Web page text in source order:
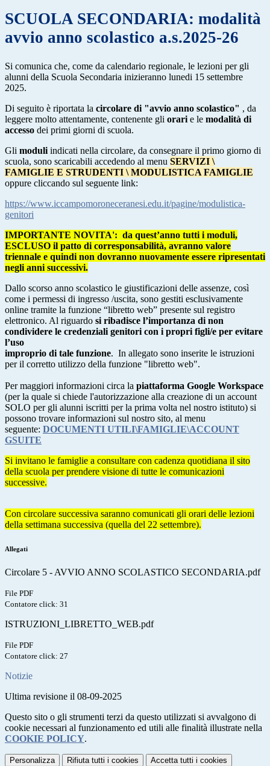
SCUOLA SECONDARIA: modalità
avvio anno scolastico a.s.2025-26
Si comunica che, come da calendario regionale, le lezioni per gli
alunni della Scuola Secondaria inizieranno lunedi 15 settembre
2025.
Di seguito è riportata la circolare di "avvio anno scolastico" , da
leggere molto attentamente, contenente gli orari e le modalità di
accesso dei primi giorni di scuola.
Gli moduli indicati nella circolare, da consegnare il primo giorno di
scuola, sono scaricabili accedendo al menu SERVIZI \
FAMIGLIE E STRUDENTI \ MODULISTICA FAMIGLIE
oppure cliccando sul seguente link:
https://www.iccampomoroneceranesi.edu.it/pagine/modulistica-
genitori
IMPORTANTE NOVITA': da quest’anno tutti i moduli,
ESCLUSO il patto di corresponsabilità, avranno valore
triennale e quindi non dovranno nuovamente essere ripresentati
negli anni successivi.
Dallo scorso anno scolastico le giustificazioni delle assenze, così
come i permessi di ingresso /uscita, sono gestiti esclusivamente
online tramite la funzione “libretto web” presente sul registro
elettronico. Al riguardo si ribadisce l’importanza di non
condividere le credenziali genitori con i propri figli/e per evitare
l’uso
improprio di tale funzione. In allegato sono inserite le istruzioni
per il corretto utilizzo della funzione "libretto web".
Per maggiori informazioni circa la piattaforma Google Workspace
(per la quale si chiede l'autorizzazione alla creazione di un account
SOLO per gli alunni iscritti per la prima volta nel nostro istituto) si
possono trovare informazioni sul nostro sito, al menu
seguente: DOCUMENTI UTILI\FAMIGLIE\ACCOUNT
GSUITE
Si invitano le famiglie a consultare con cadenza quotidiana il sito
della scuola per prendere visione di tutte le comunicazioni
successive.
Con circolare successiva saranno comunicati gli orari delle lezioni
della settimana successiva (quella del 22 settembre).
Allegati
Circolare 5 - AVVIO ANNO SCOLASTICO SECONDARIA.pdf
File PDF
Contatore click: 31
ISTRUZIONI_LIBRETTO_WEB.pdf
File PDF
Contatore click: 27
Notizie
Ultima revisione il 08-09-2025
Questo sito o gli strumenti terzi da questo utilizzati si avvalgono di
cookie necessari al funzionamento ed utili alle finalità illustrate nella
COOKIE POLICY.
Personalizza Rifiuta tutti i cookies Accetta tutti i cookies